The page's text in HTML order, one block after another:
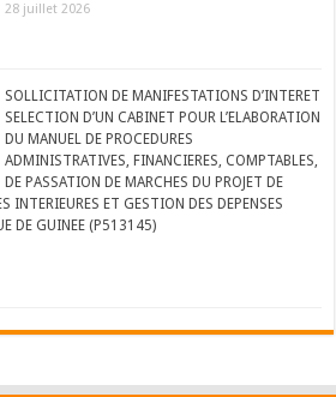
28 juillet 2026
SOLLICITATION DE MANIFESTATIONS D’INTERET
SELECTION D’UN CABINET POUR L’ELABORATION
DU MANUEL DE PROCEDURES
ADMINISTRATIVES, FINANCIERES, COMPTABLES,
DE PASSATION DE MARCHES DU PROJET DE
INTERIEURES ET GESTION DES DEPENSES
DE GUINEE (P513145)